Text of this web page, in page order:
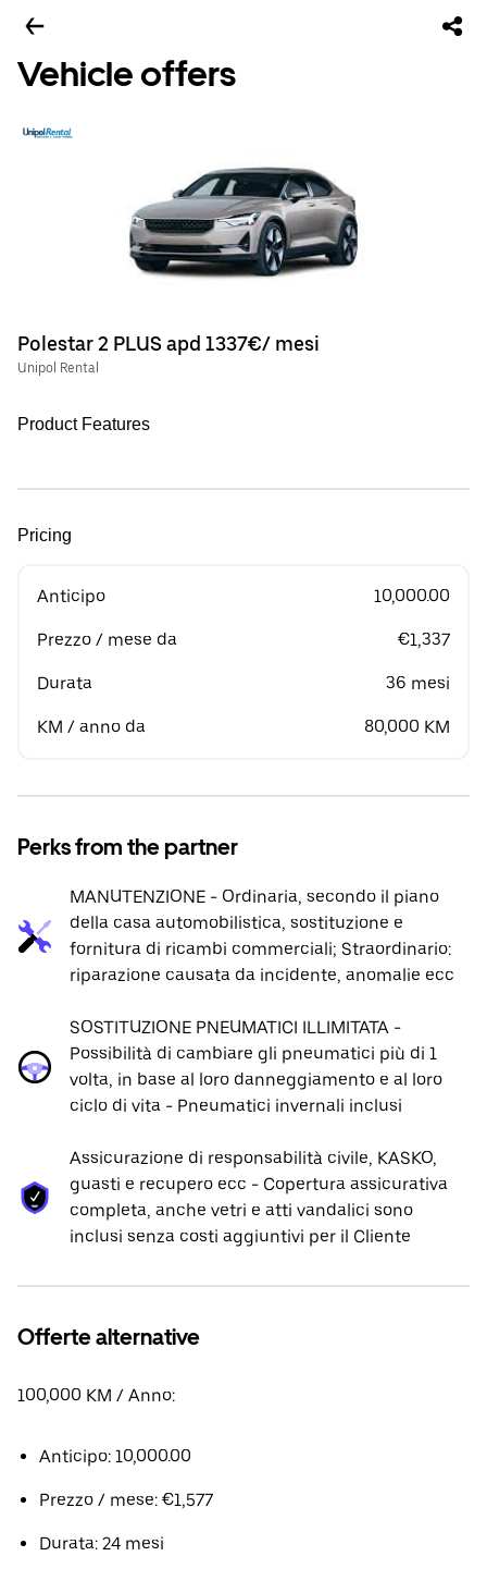
Vehicle offers
Polestar 2 PLUS apd 1337€/ mesi
Unipol Rental
Product Features
Pricing
Anticipo 10,000.00
Prezzo / mese da €1,337
Durata 36 mesi
KM / anno da 80,000 KM
Perks from the partner
MANUTENZIONE - Ordinaria, secondo il piano
della casa automobilistica, sostituzione e
fornitura di ricambi commerciali; Straordinario:
riparazione causata da incidente, anomalie ecc
SOSTITUZIONE PNEUMATICI ILLIMITATA -
Possibilità di cambiare gli pneumatici più di 1
volta, in base al loro danneggiamento e al loro
ciclo di vita - Pneumatici invernali inclusi
Assicurazione di responsabilità civile, KASKO,
guasti e recupero ecc - Copertura assicurativa
completa, anche vetri e atti vandalici sono
inclusi senza costi aggiuntivi per il Cliente
Offerte alternative
100,000 KM / Anno:
Anticipo: 10,000.00
Prezzo / mese: €1,577
Durata: 24 mesi